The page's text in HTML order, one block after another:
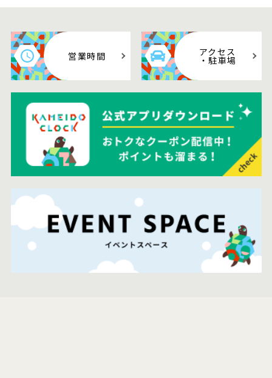
営業時間 アクセス
・駐車場